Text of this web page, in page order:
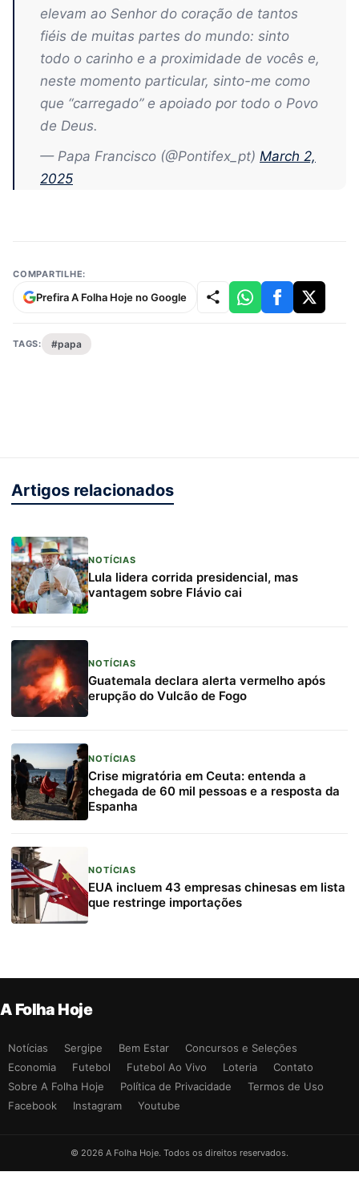
elevam ao Senhor do coração de tantos
fiéis de muitas partes do mundo: sinto
todo o carinho e a proximidade de vocês e,
neste momento particular, sinto-me como
que “carregado” e apoiado por todo o Povo
de Deus.
— Papa Francisco (@Pontifex_pt) March 2,
2025
COMPARTILHE:
Prefira A Folha Hoje no Google
TAGS: #papa
Artigos relacionados
NOTÍCIAS
Lula lidera corrida presidencial, mas
vantagem sobre Flávio cai
NOTÍCIAS
Guatemala declara alerta vermelho após
erupção do Vulcão de Fogo
NOTÍCIAS
Crise migratória em Ceuta: entenda a
chegada de 60 mil pessoas e a resposta da
Espanha
NOTÍCIAS
EUA incluem 43 empresas chinesas em lista
que restringe importações
A Folha Hoje
Notícias Sergipe Bem Estar
Concursos e Seleções
Economia
Futebol Futebol Ao Vivo Loteria
Contato
Sobre A Folha Hoje
Política de Privacidade
Termos de Uso
Facebook
Instagram Youtube
© 2026 A Folha Hoje. Todos os direitos reservados.